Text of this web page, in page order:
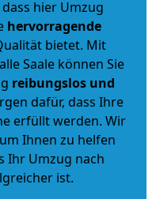
hier Umzug
hervorragende
bietet. Mit
Saale können Sie
reibungslos und
dafür, dass Ihre
erfüllt werden. Wir
Ihnen zu helfen
Ihr Umzug nach
ist.